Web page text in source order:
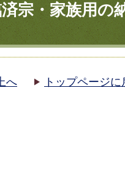
宗・家族用の
へ トップページに